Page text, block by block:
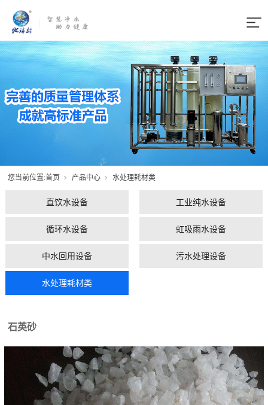
您当前位置:首页 产品中心 水处理耗材类
直饮水设备 工业纯水设备
循环水设备 虹吸雨水设备
中水回用设备 污水处理设备
水处理耗材类
石英砂